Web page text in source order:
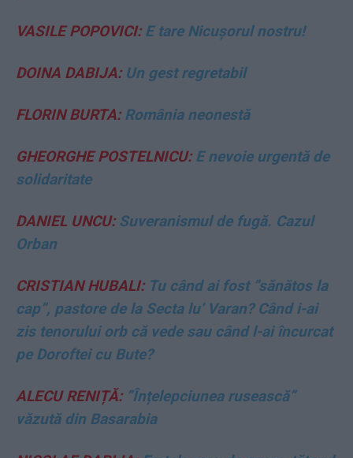
VASILE POPOVICI:E tare Nicușorul nostru!
DOINA DABIJA:Un gest regretabil
FLORIN BURTA:România neonestă
GHEORGHE POSTELNICU:E nevoie urgentă de
solidaritate
DANIEL UNCU:Suveranismul de fugă. Cazul
Orban
CRISTIAN HUBALI:Tu când ai fost ”sănătos la
cap”, pastore de la Secta lu’ Varan? Când i-ai
zis tenorului orb că vede sau când l-ai încurcat
pe Doroftei cu Bute?
ALECU RENIȚĂ:”Înțelepciunea rusească”
văzută din Basarabia